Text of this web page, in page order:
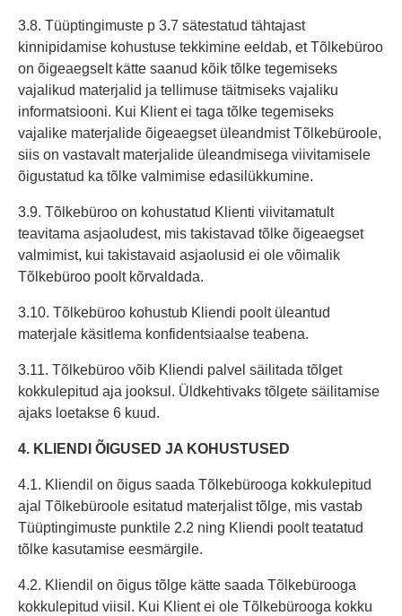
3.8. Tüüptingimuste p 3.7 sätestatud tähtajast
kinnipidamise kohustuse tekkimine eeldab, et Tõlkebüroo
on õigeaegselt kätte saanud kõik tõlke tegemiseks
vajalikud materjalid ja tellimuse täitmiseks vajaliku
informatsiooni. Kui Klient ei taga tõlke tegemiseks
vajalike materjalide õigeaegset üleandmist Tõlkebüroole,
siis on vastavalt materjalide üleandmisega viivitamisele
õigustatud ka tõlke valmimise edasilükkumine.
3.9. Tõlkebüroo on kohustatud Klienti viivitamatult
teavitama asjaoludest, mis takistavad tõlke õigeaegset
valmimist, kui takistavaid asjaolusid ei ole võimalik
Tõlkebüroo poolt kõrvaldada.
3.10. Tõlkebüroo kohustub Kliendi poolt üleantud
materjale käsitlema konfidentsiaalse teabena.
3.11. Tõlkebüroo võib Kliendi palvel säilitada tõlget
kokkulepitud aja jooksul. Üldkehtivaks tõlgete säilitamise
ajaks loetakse 6 kuud.
4. KLIENDI ÕIGUSED JA KOHUSTUSED
4.1. Kliendil on õigus saada Tõlkebürooga kokkulepitud
ajal Tõlkebüroole esitatud materjalist tõlge, mis vastab
Tüüptingimuste punktile 2.2 ning Kliendi poolt teatatud
tõlke kasutamise eesmärgile.
4.2. Kliendil on õigus tõlge kätte saada Tõlkebürooga
kokkulepitud viisil. Kui Klient ei ole Tõlkebürooga kokku